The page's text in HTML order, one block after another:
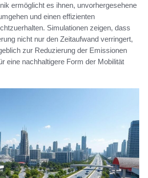
ermöglicht es ihnen, unvorhergesehene
und einen effizienten
Simulationen zeigen, dass
nicht nur den Zeitaufwand verringert,
zur Reduzierung der Emissionen
eine nachhaltigere Form der Mobilität